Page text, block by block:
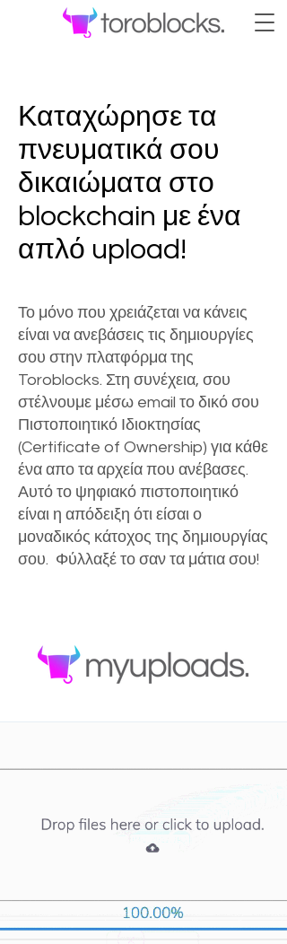
Καταχώρησε τα
πνευματικά σου
δικαιώματα στο
blockchain με ένα
απλό upload!
Το μόνο που χρειάζεται να κάνεις
είναι να ανεβάσεις τις δημιουργίες
σου στην πλατφόρμα της
Toroblocks. Στη συνέχεια, σου
στέλνουμε μέσω email το δικό σου
Πιστοποιητικό Ιδιοκτησίας
(Certificate of Ownership) για κάθε
ένα απο τα αρχεία που ανέβασες.
Αυτό το ψηφιακό πιστοποιητικό
είναι η απόδειξη ότι είσαι ο
μοναδικός κάτοχος της δημιουργίας
σου. Φύλλαξέ το σαν τα μάτια σου!